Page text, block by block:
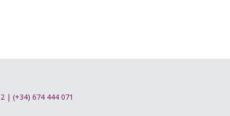
| (+34) 674 444 071